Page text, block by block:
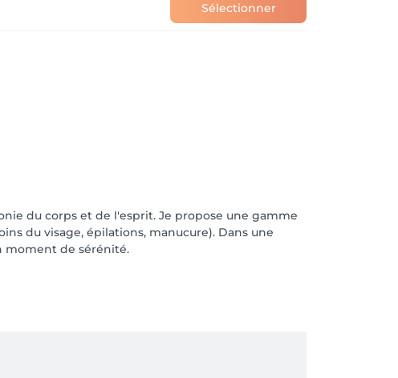
Sélectionner
du corps et de l'esprit. Je propose une gamme
du visage, épilations, manucure). Dans une